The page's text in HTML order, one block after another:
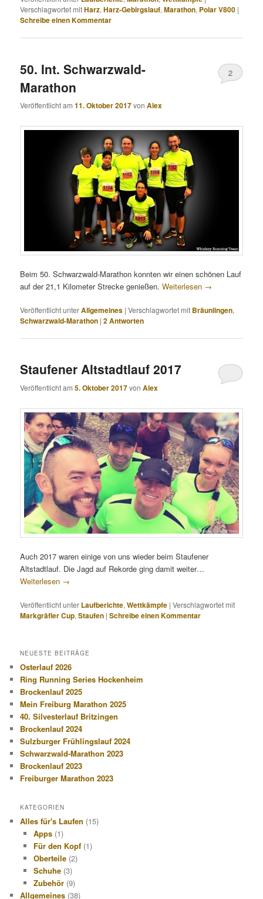
Verschlagwortet mitHarz,Harz-Gebirgslauf,Marathon, Polar V800 |
Schreibe einen Kommentar
50. Int. Schwarzwald-
Marathon
Veröffentlicht am11. Oktober 2017vonAlex
2
Beim 50. Schwarzwald-Marathon konnten wir einen schönen Lauf
auf der 21,1 Kilometer Strecke genießen.Weiterlesen →
Veröffentlicht unterAllgemeines |Verschlagwortet mit Bräunlingen,
Schwarzwald-Marathon |2Antworten
Staufener Altstadtlauf 2017
Veröffentlicht am5. Oktober 2017vonAlex
Auch 2017 waren einige von uns wieder beim Staufener
Altstadtlauf. Die Jagd auf Rekorde ging damit weiter…
Weiterlesen →
Veröffentlicht unter Laufberichte,Wettkämpfe |Verschlagwortet mit
Markgräfler Cup,Staufen |Schreibe einen Kommentar
NEUESTE BEITRÄGE
Osterlauf 2026
Ring Running Series Hockenheim
Brockenlauf 2025
Mein Freiburg Marathon 2025
40. Silvesterlauf Britzingen
Brockenlauf 2024
Sulzburger Frühlingslauf 2024
Schwarzwald-Marathon 2023
Brockenlauf 2023
Freiburger Marathon 2023
KATEGORIEN
Alles für's Laufen (15)
Apps(1)
Für den Kopf(1)
Oberteile(2)
Schuhe(3)
Zubehör(9)
Allgemeines (38)